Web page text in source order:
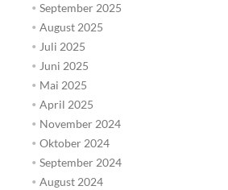
September 2025
August 2025
Juli 2025
Juni 2025
Mai 2025
April 2025
November 2024
Oktober 2024
September 2024
August 2024